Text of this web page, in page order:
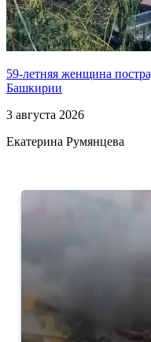
59-летняя женщина
Башкирии
3 августа 2026
Екатерина Румянцева